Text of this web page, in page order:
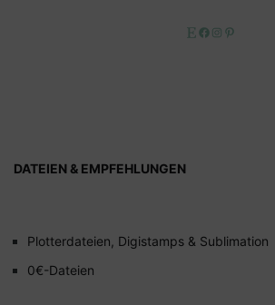
EtsyFacebook
Instagram
DATEIEN & EMPFEHLUNGEN
Plotterdateien, Digistamps & Sublimation
0€-Dateien